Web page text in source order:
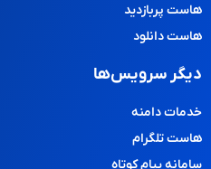
هاست پربازدید
هاست دانلود
دیگر سرویس‌ها
خدمات دامنه
هاست تلگرام
سامانه پیام کوتاه